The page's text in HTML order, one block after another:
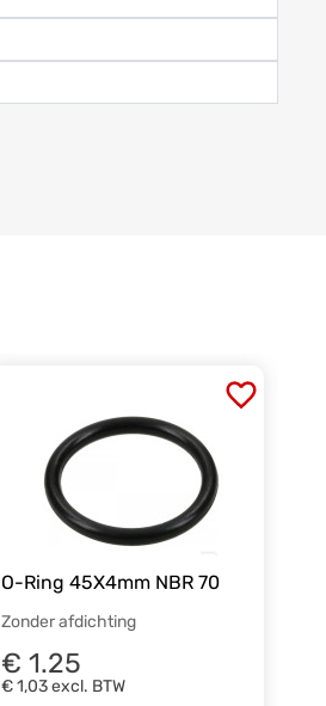
O-Ring 45X4mm NBR 70
Zonder afdichting
€ 1.25
€ 1,03excl. BTW